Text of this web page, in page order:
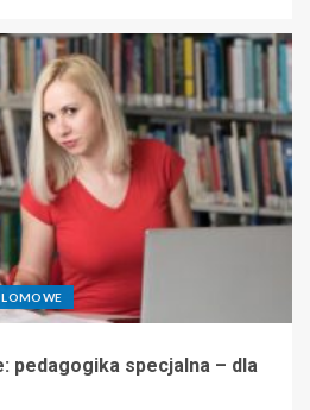
pedagogika specjalna – dla